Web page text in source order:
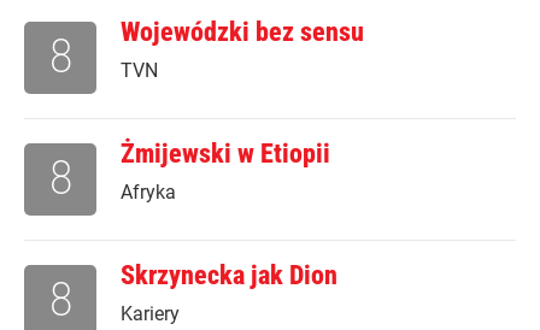
Wojewódzki bez sensu
TVN
8
Żmijewski w Etiopii
Afryka
8
Skrzynecka jak Dion
Kariery
8